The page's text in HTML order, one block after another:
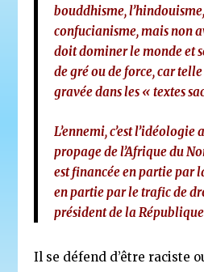
bouddhisme,
confucianisme, mais non
doit dominer le monde et
de gré ou de force, car
gravée dans les « textes
L’ennemi, c’est
propage de l’Afrique du
est financée en partie par
en partie par le trafic de
président de la
Il se défend d’être raciste